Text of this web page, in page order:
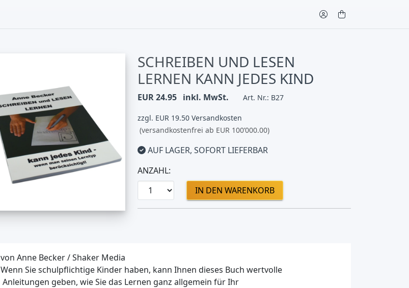
SCHREIBEN UND LESEN
LERNEN KANN JEDES KIND
EUR 24.95 inkl. MwSt. Art. Nr.: B27
zzgl. EUR 19.50 Versandkosten
(versandkostenfrei ab EUR 100’000.00)
AUF LAGER, SOFORT LIEFERBAR
ANZAHL:
IN DEN WARENKORB
von Anne Becker / Shaker Media
Wenn Sie schulpflichtige Kinder haben, kann Ihnen dieses Buch wertvolle
Anleitungen geben, wie Sie das Lernen ganz allgemein für Ihr